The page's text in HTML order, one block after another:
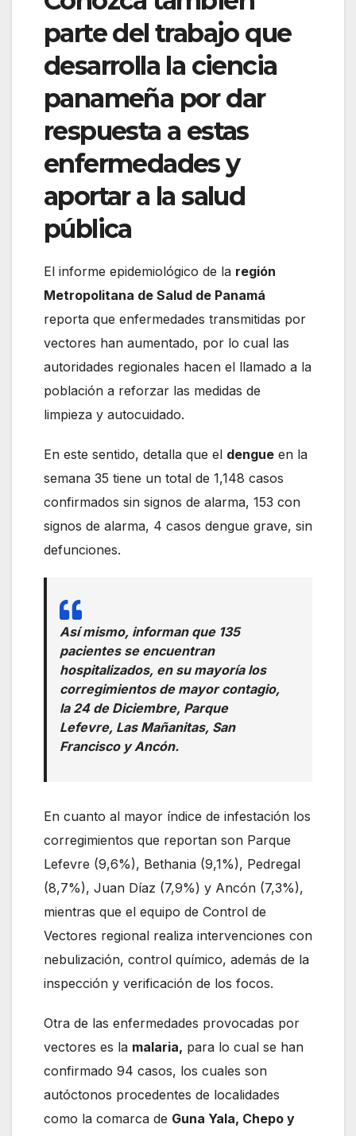
parte del trabajo que
desarrolla la ciencia
panameña por dar
respuesta a estas
enfermedades y
aportar a la salud
pública
El informe epidemiológico de la región
Metropolitana de Salud de Panamá
reporta que enfermedades transmitidas por
vectores han aumentado, por lo cual las
autoridades regionales hacen el llamado a la
población a reforzar las medidas de
limpieza y autocuidado.
En este sentido, detalla que el dengue en la
semana 35 tiene un total de 1,148 casos
confirmados sin signos de alarma, 153 con
signos de alarma, 4 casos dengue grave, sin
defunciones.
Así mismo, informan que 135
pacientes se encuentran
hospitalizados, en su mayoría los
corregimientos de mayor contagio,
la 24 de Diciembre, Parque
Lefevre, Las Mañanitas, San
Francisco y Ancón.
En cuanto al mayor índice de infestación los
corregimientos que reportan son Parque
Lefevre (9,6%), Bethania (9,1%), Pedregal
(8,7%), Juan Díaz (7,9%) y Ancón (7,3%),
mientras que el equipo de Control de
Vectores regional realiza intervenciones con
nebulización, control químico, además de la
inspección y verificación de los focos.
Otra de las enfermedades provocadas por
vectores es la malaria, para lo cual se han
confirmado 94 casos, los cuales son
autóctonos procedentes de localidades
como la comarca de Guna Yala, Chepo y